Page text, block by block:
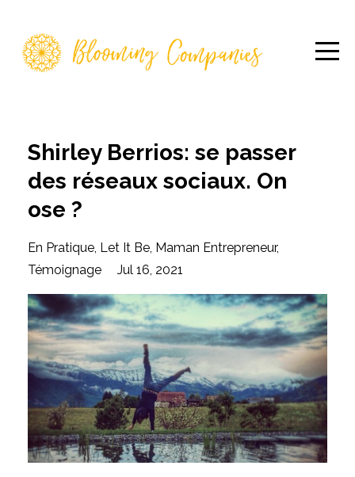
Shirley Berrios: se passer
des réseaux sociaux. On
ose ?
En Pratique Let It Be Maman Entrepreneur
Témoignage
Jul 16, 2021